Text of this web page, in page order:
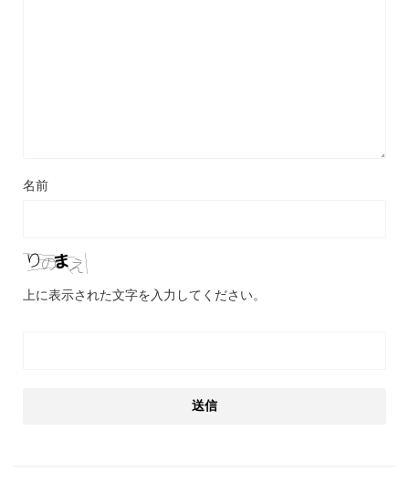
名前
上に表示された文字を入力してください。